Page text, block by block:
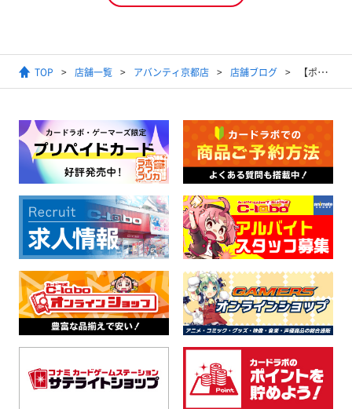
TOP 店舗一覧 アバンティ京都店 店舗ブログ 【ポケモンカード】2024年3月19日開催ジムバトル(スタンダード)結果発表【優勝デッキ】